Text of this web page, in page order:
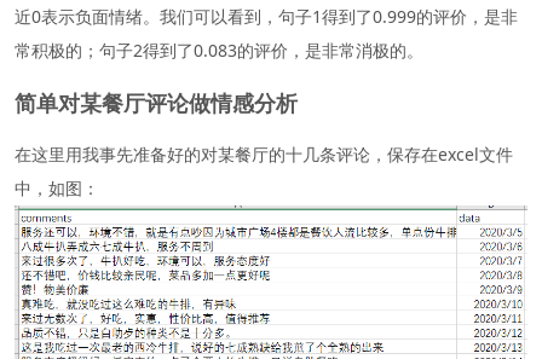
近0表示负面情绪。我们可以看到，句子1得到了0.999的评价，是非
常积极的；句子2得到了0.083的评价，是非常消极的。
简单对某餐厅评论做情感分析
在这里用我事先准备好的对某餐厅的十几条评论，保存在excel文件
中，如图：